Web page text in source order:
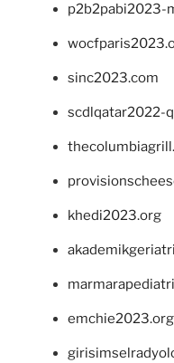
p2b2pabi2023-
sinc2023.com
scdlqatar2022-
khedi2023.org
emchie2023.org